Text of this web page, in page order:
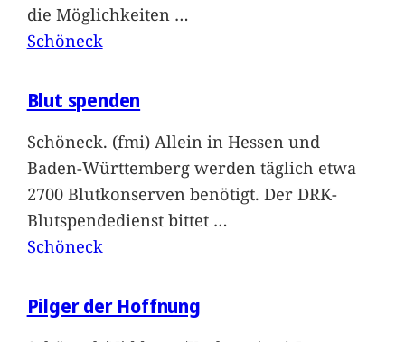
die Möglichkeiten …
Schöneck
Blut spenden
Schöneck. (fmi) Allein in Hessen und
Baden-Württemberg werden täglich etwa
2700 Blutkonserven benötigt. Der DRK-
Blutspendedienst bittet …
Schöneck
Pilger der Hoffnung